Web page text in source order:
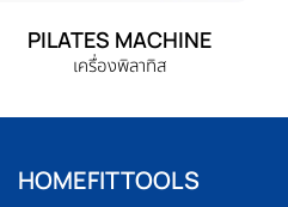
PILATES MACHINE
เครื่องพิลาทิส
HOMEFITTOOLS